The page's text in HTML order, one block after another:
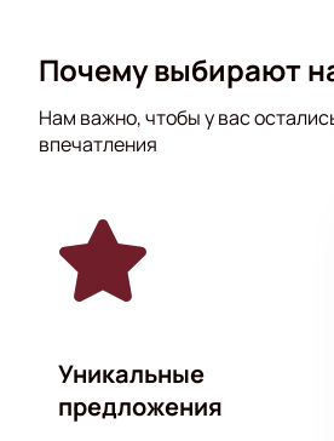
Музыканты часто гастролируют,
Азии, странах СНГ.
Получите массу удовольствия
сокровенные струны души.
Почему выбирают
Нам важно, чтобы у вас
впечатления
Уникальные
предложения